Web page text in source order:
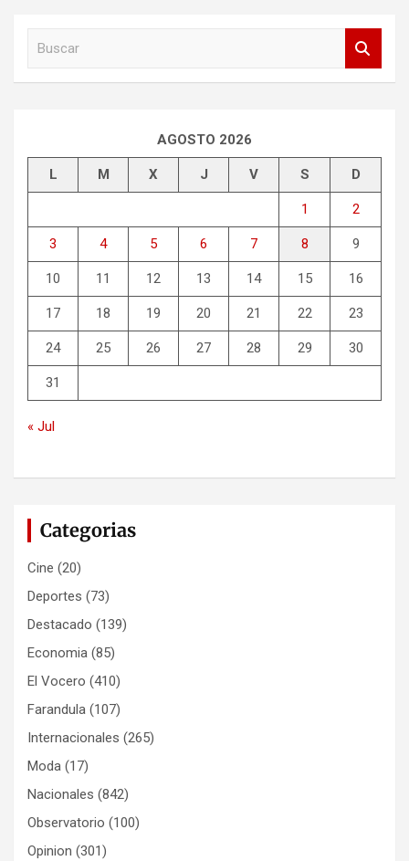
AGOSTO 2026
L M X J V S D
1 2
3 4 5 6 7 8 9
10 11 12 13 14 15 16
17 18 19 20 21 22 23
24 25 26 27 28 29 30
31
« Jul
Categorias
Cine (20)
Deportes (73)
Destacado (139)
Economia (85)
El Vocero (410)
Farandula (107)
Internacionales (265)
Moda (17)
Nacionales (842)
Observatorio (100)
Opinion (301)